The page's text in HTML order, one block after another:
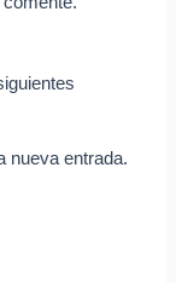
nueva entrada.